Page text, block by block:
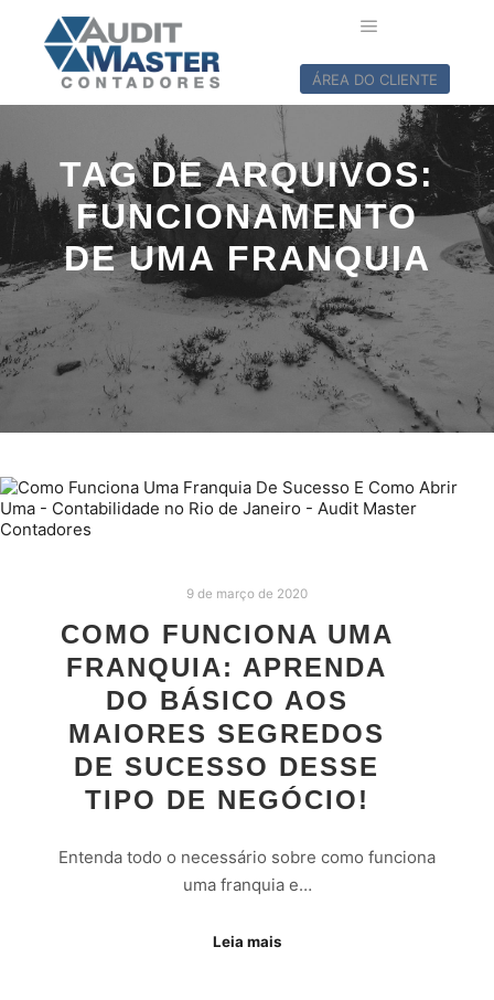
ÁREA DO CLIENTE
TAG DE ARQUIVOS:
FUNCIONAMENTO
DE UMA FRANQUIA
9 de março de 2020
COMO FUNCIONA UMA
FRANQUIA: APRENDA
DO BÁSICO AOS
MAIORES SEGREDOS
DE SUCESSO DESSE
TIPO DE NEGÓCIO!
Entenda todo o necessário sobre como funciona
uma franquia e…
Leia mais